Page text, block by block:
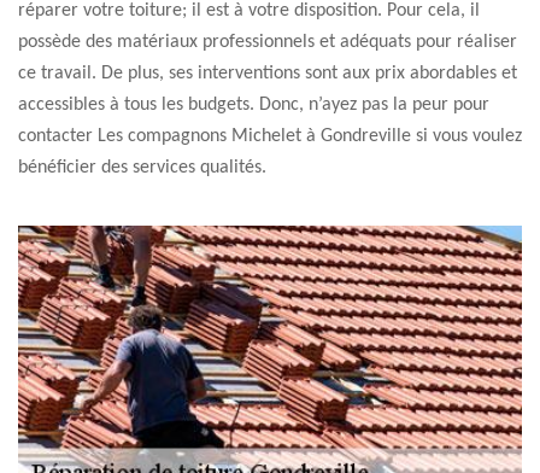
réparer votre toiture; il est à votre disposition. Pour cela, il
possède des matériaux professionnels et adéquats pour réaliser
ce travail. De plus, ses interventions sont aux prix abordables et
accessibles à tous les budgets. Donc, n’ayez pas la peur pour
contacter Les compagnons Michelet à Gondreville si vous voulez
bénéficier des services qualités.